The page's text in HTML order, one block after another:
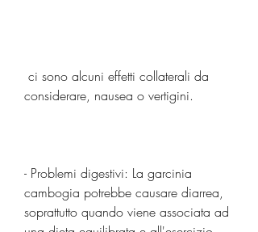
considerare, nausea o vertigini.
- Problemi digestivi: La garcinia
cambogia potrebbe causare diarrea,
soprattutto quando viene associata ad